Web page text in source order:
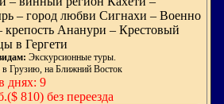
– город любви Сигнахи – Военно
крепость Ананури – Крестовый
в Гергети
Экскурсионные туры.
в Грузию, на Ближний Восток
днях: 9
810) без переезда